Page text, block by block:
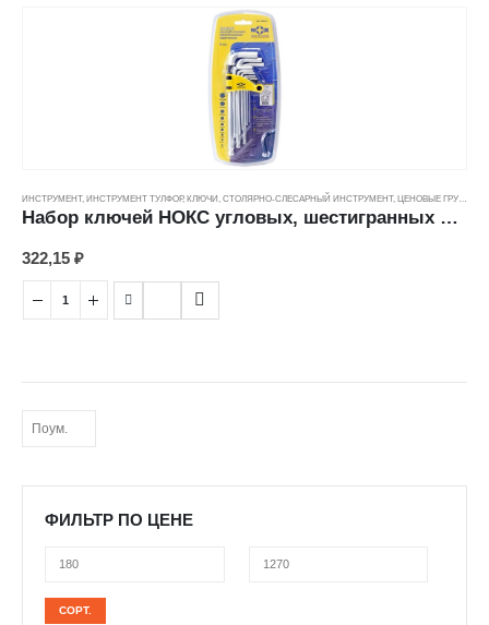
ИНСТРУМЕНТ, ИНСТРУМЕНТ ТУЛФОР, КЛЮЧИ СТОЛЯРНО-СЛЕСАРНЫЙ ИНСТРУМЕНТ, ЦЕНОВЫЕ ГРУППЫ
Набор ключей НОКС угловых, шестигранных имбусовых (1,5-10мм/9 шт)
322,15 ₽
ФИЛЬТР ПО ЦЕНЕ
цена
цена
СОРТ.